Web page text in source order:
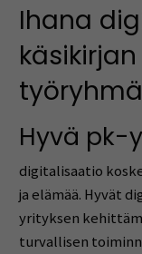
Ihana
Hyvä pk-
digitalisaatio
ja elämää. Hyvät
yrityksen
turvallisen